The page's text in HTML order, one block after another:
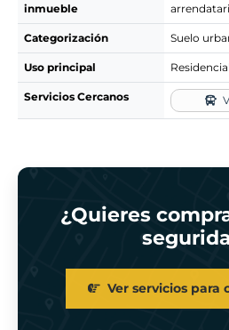
inmueble
Categorización Suelo
Uso principal Residencial
Servicios Cercanos
¿Quieres
Ver servicios para